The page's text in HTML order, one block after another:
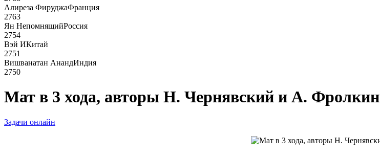
Алиреза ФируджаФранция
2763
Ян НепомнящийРоссия
2754
Вэй ИКитай
2751
Вишванатан АнандИндия
2750
Мат в 3 хода, авторы Н. Чернявский и А. Фролкин
Задачи онлайн